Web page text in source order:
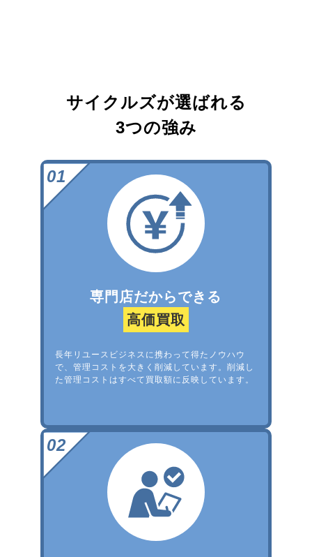
サイクルズが選ばれる
3つの強み
専門店だからできる
高価買取
長年リユースビジネスに携わって得たノウハウ
で、管理コストを大きく削減しています。削減し
た管理コストはすべて買取額に反映しています。